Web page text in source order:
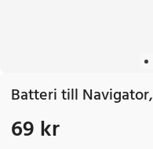
Batteri till
Pris: 69 kr
69 kr